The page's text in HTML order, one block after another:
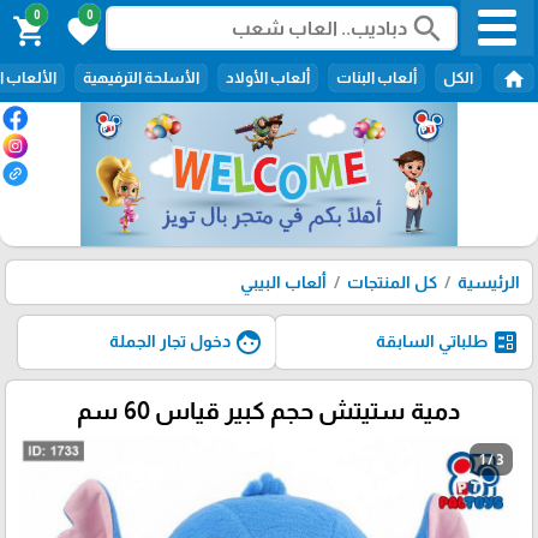
search
0
favorite
0
shopping_cart
home الكل ألعاب البنات ألعاب الأولاد الأسلحة الترفيهية الألعاب
الرئيسية كل المنتجات ألعاب البيبي
ballot طلباتي السابقة face دخول تجار الجملة
دمية ستيتش حجم كبير قياس 60 سم
1 / 3